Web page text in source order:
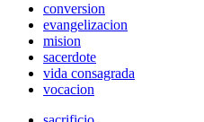
conversion
evangelizacion
mision
sacerdote
vida consagrada
vocacion